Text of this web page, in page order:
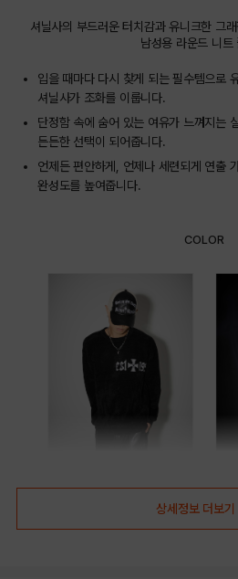
셔닐사의 부드러운 터치감과 유니크한 그
남성용 라운드 니트
입을 때마다 다시 찾게 되는 필수템으로
셔닐사가 조화를 이룹니다.
단정함 속에 숨어 있는 여유가 느껴지는
든든한 선택이 되어줍니다.
언제든 편안하게, 언제나 세련되게 연출
완성도를 높여줍니다.
COLOR
상세정보 더보기